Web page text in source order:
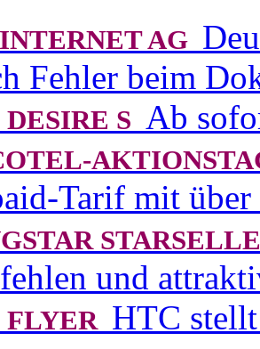
AG
Fehler beim
S Ab
Tarif mit
und
HTC